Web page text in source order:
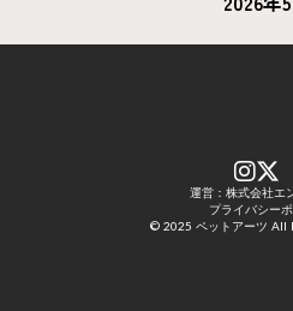
運営：株式会社エ
プライバシー
© 2025 ペットアーツ All